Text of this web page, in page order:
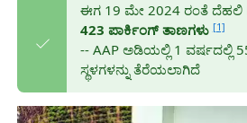
ಈಗ 19 ಮೇ 2024 ರಂತೆ ದೆಹಲಿ
423 ಪಾರ್ಕಿಂಗ್ ತಾಣಗಳು [1]
-- AAP ಅಡಿಯಲ್ಲಿ 1 ವರ್ಷದಲ್ಲಿ
ಸ್ಥಳಗಳನ್ನು ತೆರೆಯಲಾಗಿದೆ